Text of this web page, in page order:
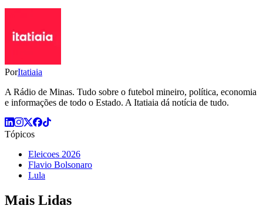
PorItatiaia
A Rádio de Minas. Tudo sobre o futebol mineiro, política, economia
e informações de todo o Estado. A Itatiaia dá notícia de tudo.
Tópicos
Eleicoes 2026
Flavio Bolsonaro
Lula
Mais Lidas